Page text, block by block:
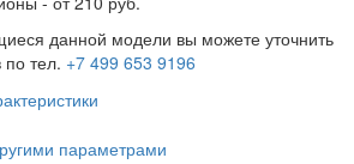
данной модели вы можете уточнить
тел. +7 499 653 9196
параметрами